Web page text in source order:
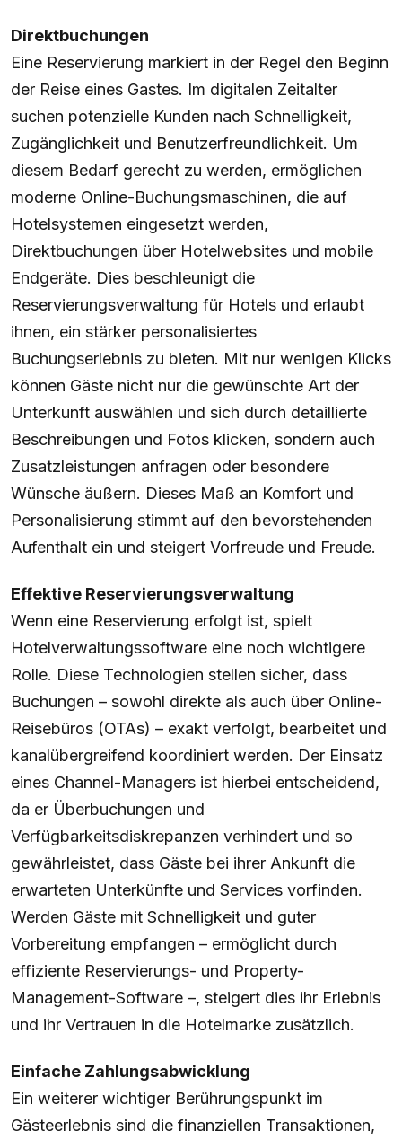
Direktbuchungen
Eine Reservierung markiert in der Regel den Beginn
der Reise eines Gastes. Im digitalen Zeitalter
suchen potenzielle Kunden nach Schnelligkeit,
Zugänglichkeit und Benutzerfreundlichkeit. Um
diesem Bedarf gerecht zu werden, ermöglichen
moderne Online-Buchungsmaschinen, die auf
Hotelsystemen eingesetzt werden,
Direktbuchungen über Hotelwebsites und mobile
Endgeräte. Dies beschleunigt die
Reservierungsverwaltung für Hotels und erlaubt
ihnen, ein stärker personalisiertes
Buchungserlebnis zu bieten. Mit nur wenigen Klicks
können Gäste nicht nur die gewünschte Art der
Unterkunft auswählen und sich durch detaillierte
Beschreibungen und Fotos klicken, sondern auch
Zusatzleistungen anfragen oder besondere
Wünsche äußern. Dieses Maß an Komfort und
Personalisierung stimmt auf den bevorstehenden
Aufenthalt ein und steigert Vorfreude und Freude.
Effektive Reservierungsverwaltung
Wenn eine Reservierung erfolgt ist, spielt
Hotelverwaltungssoftware eine noch wichtigere
Rolle. Diese Technologien stellen sicher, dass
Buchungen – sowohl direkte als auch über Online-
Reisebüros (OTAs) – exakt verfolgt, bearbeitet und
kanalübergreifend koordiniert werden. Der Einsatz
eines Channel-Managers ist hierbei entscheidend,
da er Überbuchungen und
Verfügbarkeitsdiskrepanzen verhindert und so
gewährleistet, dass Gäste bei ihrer Ankunft die
erwarteten Unterkünfte und Services vorfinden.
Werden Gäste mit Schnelligkeit und guter
Vorbereitung empfangen – ermöglicht durch
effiziente Reservierungs- und Property-
Management-Software –, steigert dies ihr Erlebnis
und ihr Vertrauen in die Hotelmarke zusätzlich.
Einfache Zahlungsabwicklung
Ein weiterer wichtiger Berührungspunkt im
Gästeerlebnis sind die finanziellen Transaktionen,